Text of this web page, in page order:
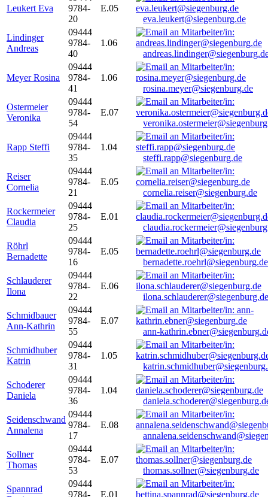
Leukert Eva
9784-
20
E.05
eva.leukert@siegenburg.de
Lindinger
Andreas
09444
9784-
40
1.06
Meyer Rosina
09444
9784-
41
1.06
rosina.meyer@siegenburg.de
Ostermeier
Veronika
09444
9784-
54
E.07
Rapp Steffi
09444
9784-
35
1.04
steffi.rapp@siegenburg.de
Reiser
Cornelia
09444
9784-
21
E.05
cornelia.reiser@siegenburg.de
Rockermeier
Claudia
09444
9784-
25
E.01
Röhrl
Bernadette
09444
9784-
16
E.05
bernadette.roehrl@siegenburg.de
Schlauderer
Ilona
09444
9784-
22
E.06
ilona.schlauderer@siegenburg.de
Schmidbauer
Ann-Kathrin
09444
9784-
55
E.07
ann-
Schmidhuber
Katrin
09444
9784-
31
1.05
Schoderer
Daniela
09444
9784-
36
1.04
Seidenschwand
Annalena
09444
9784-
17
E.08
Sollner
Thomas
09444
9784-
53
E.07
thomas.sollner@siegenburg.de
Spannrad
09444
9784-
E.01